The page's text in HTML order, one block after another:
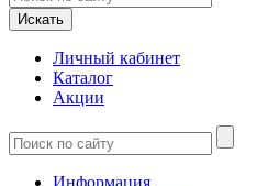
Искать
Личный кабинет
Каталог
Акции